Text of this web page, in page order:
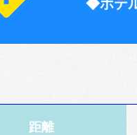
◆ホテ
距離